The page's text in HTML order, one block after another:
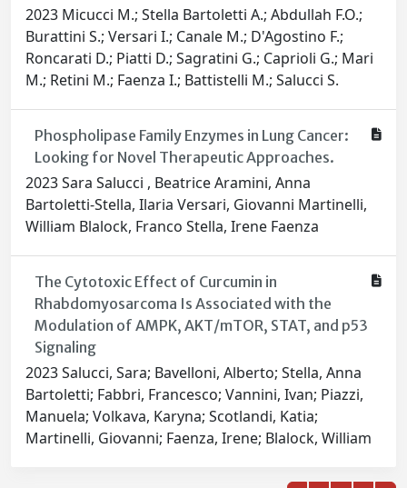
2023 Micucci M.; Stella Bartoletti A.; Abdullah F.O.;
Burattini S.; Versari I.; Canale M.; D'Agostino F.;
Roncarati D.; Piatti D.; Sagratini G.; Caprioli G.; Mari
M.; Retini M.; Faenza I.; Battistelli M.; Salucci S.
Phospholipase Family Enzymes in Lung Cancer:
Looking for Novel Therapeutic Approaches.
2023 Sara Salucci , Beatrice Aramini, Anna
Bartoletti-Stella, Ilaria Versari, Giovanni Martinelli,
William Blalock, Franco Stella, Irene Faenza
The Cytotoxic Effect of Curcumin in
Rhabdomyosarcoma Is Associated with the
Modulation of AMPK, AKT/mTOR, STAT, and p53
Signaling
2023 Salucci, Sara; Bavelloni, Alberto; Stella, Anna
Bartoletti; Fabbri, Francesco; Vannini, Ivan; Piazzi,
Manuela; Volkava, Karyna; Scotlandi, Katia;
Martinelli, Giovanni; Faenza, Irene; Blalock, William